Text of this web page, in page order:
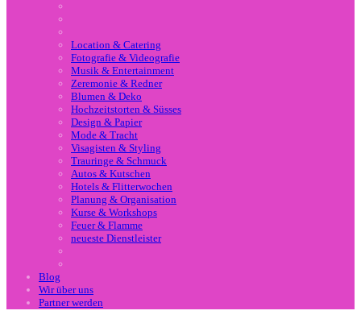
Location & Catering
Fotografie & Videografie
Musik & Entertainment
Zeremonie & Redner
Blumen & Deko
Hochzeitstorten & Süsses
Design & Papier
Mode & Tracht
Visagisten & Styling
Trauringe & Schmuck
Autos & Kutschen
Hotels & Flitterwochen
Planung & Organisation
Kurse & Workshops
Feuer & Flamme
neueste Dienstleister
Blog
Wir über uns
Partner werden